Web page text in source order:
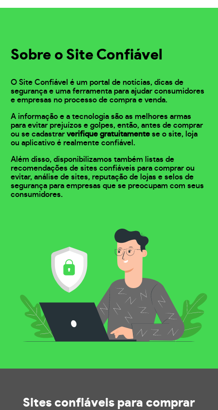
Sobre o Site Confiável
O Site Confiável é um portal de notícias, dicas de
segurança e uma ferramenta para ajudar consumidores
e empresas no processo de compra e venda.
A informação e a tecnologia são as melhores armas
para evitar prejuízos e golpes, então, antes de comprar
ou se cadastrarverifique gratuitamente se o site, loja
ou aplicativo é realmente confiável.
Além disso, disponibilizamos também listas de
recomendações de sites confiáveis para comprar ou
evitar, análise de sites, reputação de lojas e selos de
segurança para empresas que se preocupam com seus
consumidores.
Sites confiáveis para comprar